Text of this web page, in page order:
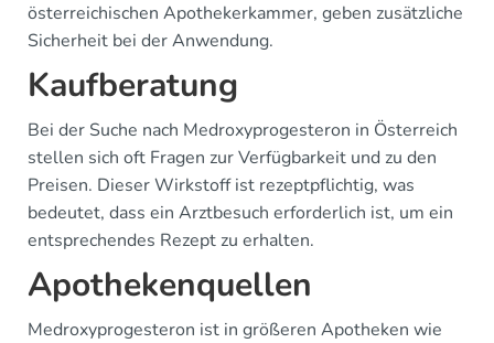
österreichischen Apothekerkammer, geben zusätzliche
Sicherheit bei der Anwendung.
Kaufberatung
Bei der Suche nach Medroxyprogesteron in Österreich
stellen sich oft Fragen zur Verfügbarkeit und zu den
Preisen. Dieser Wirkstoff ist rezeptpflichtig, was
bedeutet, dass ein Arztbesuch erforderlich ist, um ein
entsprechendes Rezept zu erhalten.
Apothekenquellen
Medroxyprogesteron ist in größeren Apotheken wie